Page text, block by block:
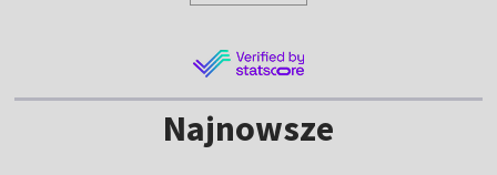
Najnowsze